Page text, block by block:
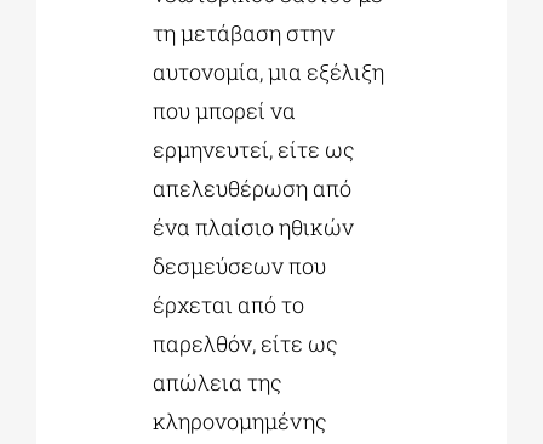
τη μετάβαση στην
αυτονομία, μια εξέλιξη
που μπορεί να
ερμηνευτεί, είτε ως
απελευθέρωση από
ένα πλαίσιο ηθικών
δεσμεύσεων που
έρχεται από το
παρελθόν, είτε ως
απώλεια της
κληρονομημένης